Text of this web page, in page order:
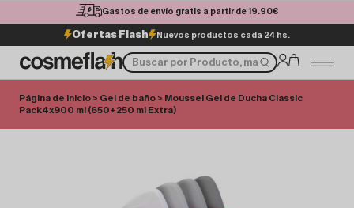
Gastos de envío gratis a partir de 19.90€
Ofertas Flash Nuevos productos cada 24 hs.
Página de inicio > Gel de baño > Moussel Gel de Ducha Classic
Pack4x900 ml (650+250 ml Extra)